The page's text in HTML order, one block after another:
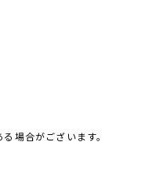
場合がございます。